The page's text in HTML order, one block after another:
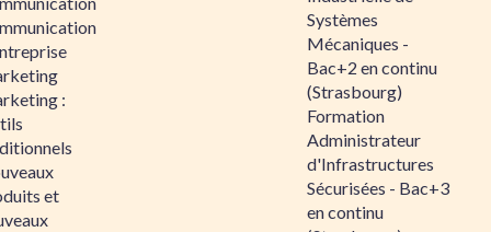
:
et
Systèmes
Mécaniques -
Bac+2 en continu
(Strasbourg)
Formation
Administrateur
d'Infrastructures
Sécurisées - Bac+3
en continu